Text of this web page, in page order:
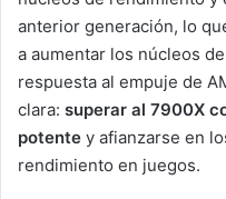
anterior generación, lo
a aumentar los núcleos
respuesta al empuje de
clara: superar al 7900X
potente y afianzarse en
rendimiento en juegos.